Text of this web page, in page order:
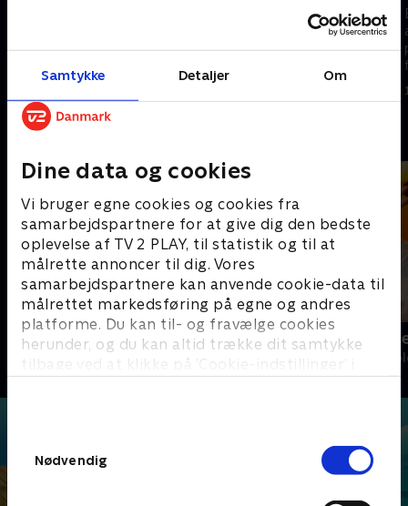
Samtykke Detaljer Om
Dine data og cookies
Vi bruger egne cookies og cookies fra
samarbejdspartnere for at give dig den bedste
oplevelse af TV 2 PLAY, til statistik og til at
målrette annoncer til dig. Vores
samarbejdspartnere kan anvende cookie-data til
målrettet markedsføring på egne og andres
platforme. Du kan til- og fravælge cookies
herunder, og du kan altid trække dit samtykke
tilbage ved at klikke på ’Cookie-indstillinger’ i
Nødvendig
for at overvinde sin frygt.
1. januar 2023 • 21 min
En storm ødelægger Baby og
Williams sjove planer. William
og Vola deltager i en
Andre så også
AD?!
Børne-underholdning • 1 sæsoner
Katrine
Børne-